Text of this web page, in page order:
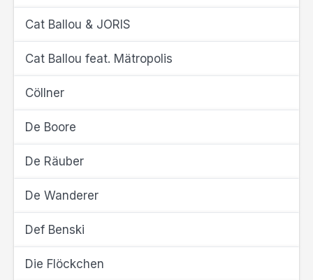
Cat Ballou & JORIS
Cat Ballou feat. Mätropolis
Cöllner
De Boore
De Räuber
De Wanderer
Def Benski
Die Flöckchen